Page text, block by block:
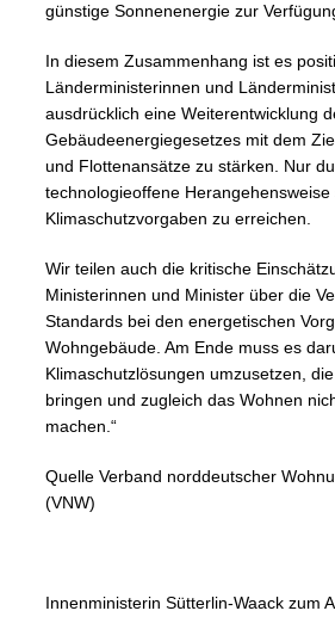
günstige Sonnenenergie zur
In diesem Zusammenhang ist es
Länderministerinnen und
ausdrücklich eine Weiterentwicklung
Gebäudeenergiegesetzes mit dem
und Flottenansätze zu stärken. Nur
technologieoffene Herangehensweise
Klimaschutzvorgaben zu erreichen.
Wir teilen auch die kritische
Ministerinnen und Minister über die
Standards bei den energetischen
Wohngebäude. Am Ende muss es
Klimaschutzlösungen umzusetzen,
bringen und zugleich das Wohnen
machen.“
Quelle Verband norddeutscher
(VNW)
Innenministerin Sütterlin-Waack zum